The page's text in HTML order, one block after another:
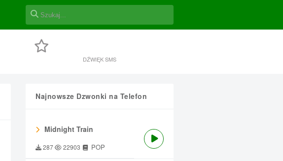
DŹWIĘK SMS
Najnowsze Dzwonki na Telefon
Midnight Train
287 22903 POP